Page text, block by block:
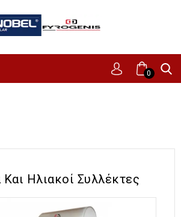
0
Και Ηλιακοί Συλλέκτες